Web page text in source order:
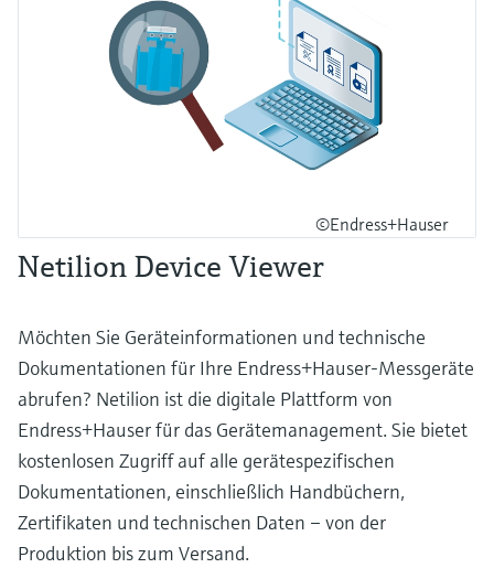
©Endress+Hauser
Netilion Device Viewer
Möchten Sie Geräteinformationen und technische
Dokumentationen für Ihre Endress+Hauser-Messgeräte
abrufen? Netilion ist die digitale Plattform von
Endress+Hauser für das Gerätemanagement. Sie bietet
kostenlosen Zugriff auf alle gerätespezifischen
Dokumentationen, einschließlich Handbüchern,
Zertifikaten und technischen Daten – von der
Produktion bis zum Versand.